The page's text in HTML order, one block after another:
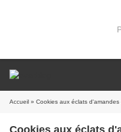
Accueil » Cookies aux éclats
Cookies aux éclats